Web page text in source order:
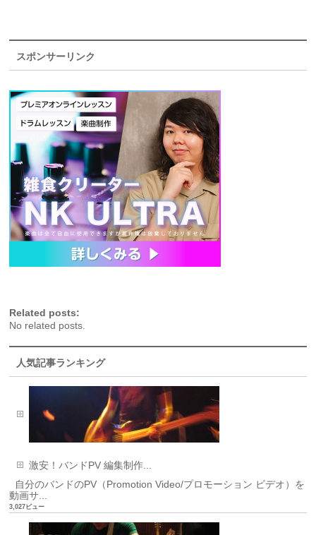
スポンサーリンク
Related posts:
No related posts.
人気記事ランキング
激安！バンドPV 編集制作...
自分のバンドのPV（Promotion Video/プロモーション ビデオ）を
動画サ...
3,027ビュー